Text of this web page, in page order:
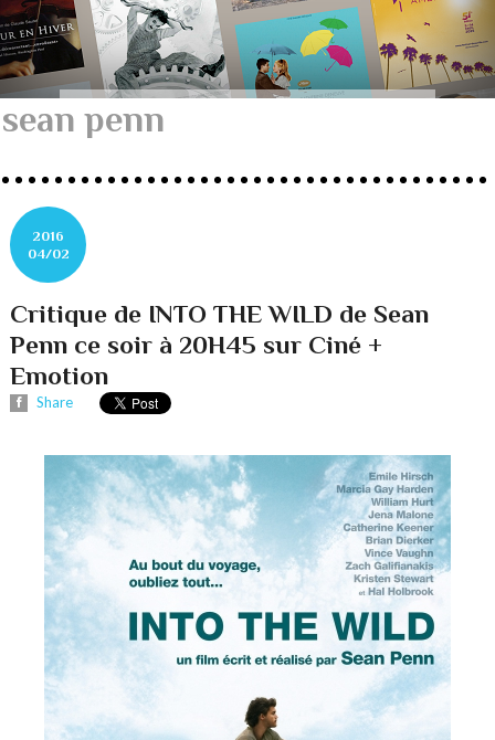
sean penn
2016
04/02
Critique de INTO THE WILD de Sean
Penn ce soir à 20H45 sur Ciné +
Emotion
Share